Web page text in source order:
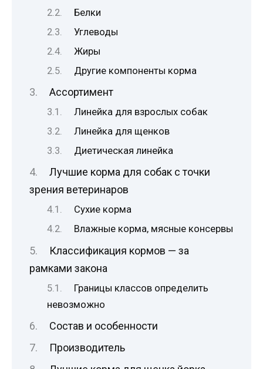
Белки
Углеводы
Жиры
Другие компоненты корма
Ассортимент
Линейка для взрослых собак
Линейка для щенков
Диетическая линейка
Лучшие корма для собак с точки
зрения ветеринаров
Сухие корма
Влажные корма, мясные консервы
Классификация кормов — за
рамками закона
Границы классов определить
невозможно
Состав и особенности
Производитель